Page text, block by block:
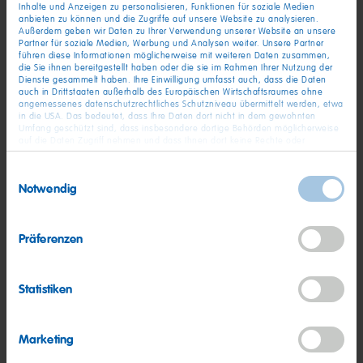
Inhalte und Anzeigen zu personalisieren, Funktionen für soziale Medien
anbieten zu können und die Zugriffe auf unsere Website zu analysieren.
Außerdem geben wir Daten zu Ihrer Verwendung unserer Website an unsere
Partner für soziale Medien, Werbung und Analysen weiter. Unsere Partner
führen diese Informationen möglicherweise mit weiteren Daten zusammen,
die Sie ihnen bereitgestellt haben oder die sie im Rahmen Ihrer Nutzung der
Dienste gesammelt haben. Ihre Einwilligung umfasst auch, dass die Daten
auch in Drittstaaten außerhalb des Europäischen Wirtschaftsraumes ohne
angemessenes datenschutzrechtliches Schutzniveau übermittelt werden, etwa
in die USA. Das bedeutet, dass Ihre Daten dort nicht in dem gewohnten
Umfang geschützt sind, dass insbesondere dortige Behörden möglicherweise
Rechtsbehelfe zur Verfügung stehen. Sie haben das Rechts, Ihre Einwilligung
finden Sie detaillierten Informationen zur Verarbeitung
Ihrer Daten und zum Widerruf Ihrer Einwilligung. Unser Impressum finden Sie
Notwendig
Präferenzen
Statistiken
Marketing
Grafschaft (bei Bonn), Deutschland
ab sofort
Berufserfahren
Bezirksleiter Kassel / Göttingen / Paderborn
ab 01.10.2026
Trainee
Grafschaft (bei Bonn), Deutschland